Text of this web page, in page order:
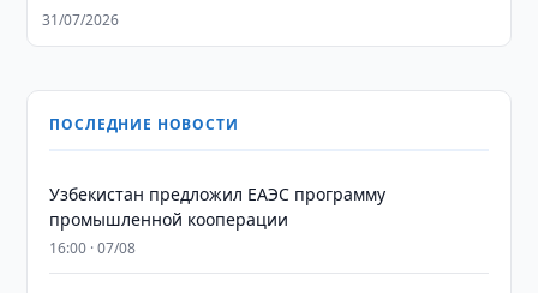
31/07/2026
ПОСЛЕДНИЕ НОВОСТИ
Узбекистан предложил ЕАЭС программу
промышленной кооперации
16:00 · 07/08